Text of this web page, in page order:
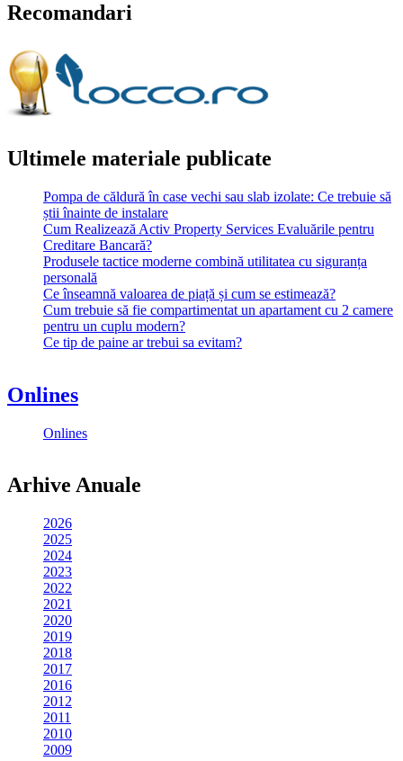
Recomandari
Ultimele materiale publicate
Pompa de căldură în case vechi sau slab izolate: Ce trebuie să
știi înainte de instalare
Cum Realizează Activ Property Services Evaluările pentru
Creditare Bancară?
Produsele tactice moderne combină utilitatea cu siguranța
personală
Ce înseamnă valoarea de piață și cum se estimează?
Cum trebuie să fie compartimentat un apartament cu 2 camere
pentru un cuplu modern?
Ce tip de paine ar trebui sa evitam?
Onlines
Onlines
Arhive Anuale
2026
2025
2024
2023
2022
2021
2020
2019
2018
2017
2016
2012
2011
2010
2009